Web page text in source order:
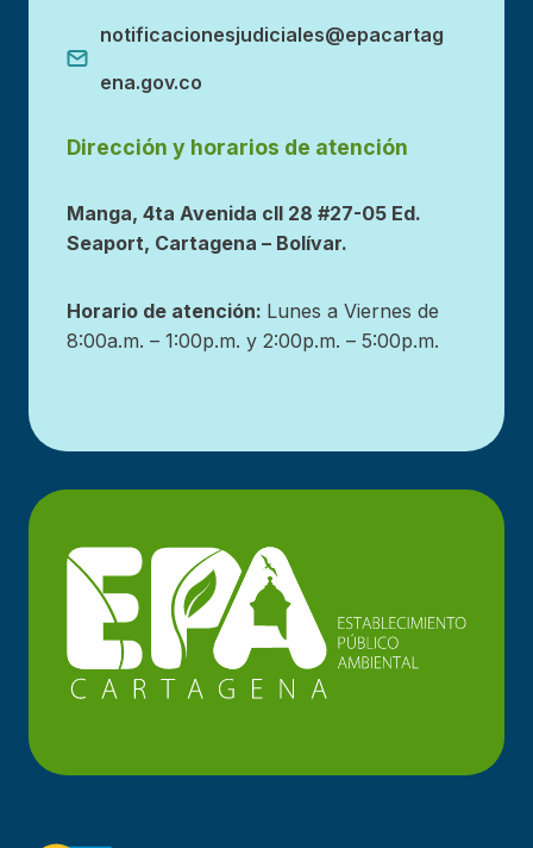
notificacionesjudiciales@epacartag
ena.gov.co
Dirección y horarios de atención
Manga, 4ta Avenida cll 28 #27-05 Ed.
Seaport, Cartagena – Bolívar.
Horario de atención: Lunes a Viernes de
8:00a.m. – 1:00p.m. y 2:00p.m. – 5:00p.m.